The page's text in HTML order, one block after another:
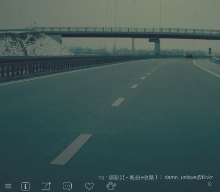
←
bg : 攝影男 - 雜拍+收藏 I / damn_unique@flickr
0